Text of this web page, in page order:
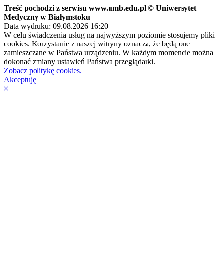
Treść pochodzi z serwisu www.umb.edu.pl © Uniwersytet
Medyczny w Białymstoku
Data wydruku: 09.08.2026 16:20
W celu świadczenia usług na najwyższym poziomie stosujemy pliki
cookies. Korzystanie z naszej witryny oznacza, że będą one
zamieszczane w Państwa urządzeniu. W każdym momencie można
dokonać zmiany ustawień Państwa przeglądarki.
Zobacz politykę cookies.
Akceptuję